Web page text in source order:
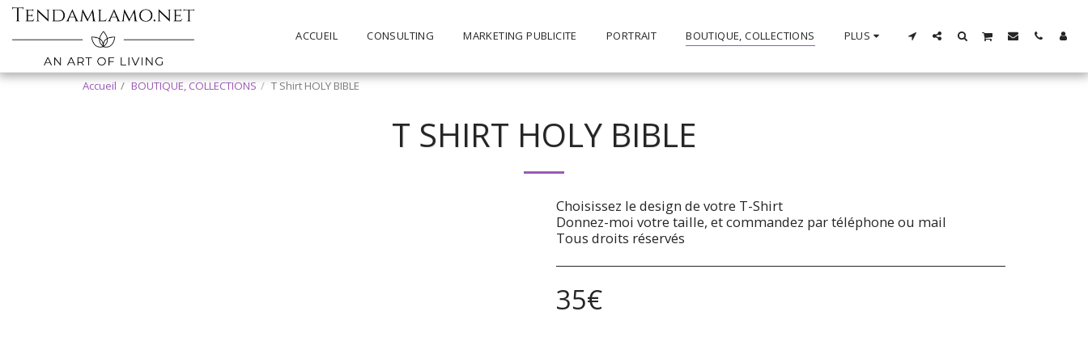
ACCUEIL CONSULTING MARKETING PUBLICITE PORTRAIT BOUTIQUE, COLLECTIONS PLUS
Accueil BOUTIQUE, COLLECTIONS T Shirt HOLY BIBLE
T SHIRT HOLY BIBLE
Choisissez le design de votre T-Shirt
Donnez-moi votre taille, et commandez par téléphone ou mail
Tous droits réservés
35€